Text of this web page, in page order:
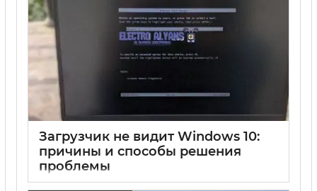
Загрузчик не видит Windows 10:
причины и способы решения
проблемы